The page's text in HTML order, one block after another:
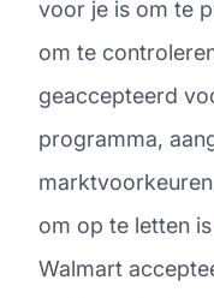
voor je is om te
om te
geaccepteerd
programma,
om op te letten
Walmart